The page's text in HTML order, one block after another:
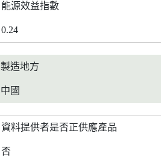
能源效益指數
0.24
製造地方
中國
資料提供者是否正供應產品
否